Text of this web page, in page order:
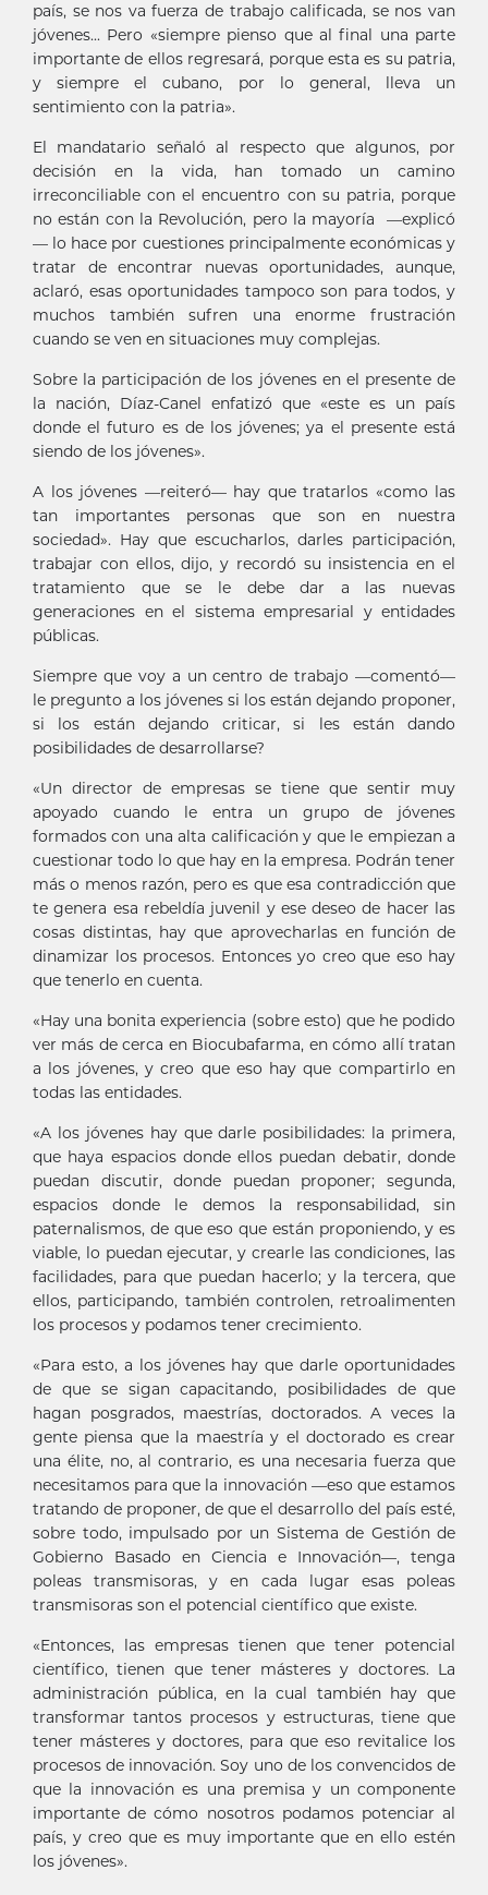
país, se nos va fuerza de trabajo calificada, se nos van
jóvenes... Pero «siempre pienso que al final una parte
importante de ellos regresará, porque esta es su patria,
y siempre el cubano, por lo general, lleva un
sentimiento con la patria».
El mandatario señaló al respecto que algunos, por
decisión en la vida, han tomado un camino
irreconciliable con el encuentro con su patria, porque
no están con la Revolución, pero la mayoría —explicó
— lo hace por cuestiones principalmente económicas y
tratar de encontrar nuevas oportunidades, aunque,
aclaró, esas oportunidades tampoco son para todos, y
muchos también sufren una enorme frustración
cuando se ven en situaciones muy complejas.
Sobre la participación de los jóvenes en el presente de
la nación, Díaz-Canel enfatizó que «este es un país
donde el futuro es de los jóvenes; ya el presente está
siendo de los jóvenes».
A los jóvenes —reiteró— hay que tratarlos «como las
tan importantes personas que son en nuestra
sociedad». Hay que escucharlos, darles participación,
trabajar con ellos, dijo, y recordó su insistencia en el
tratamiento que se le debe dar a las nuevas
generaciones en el sistema empresarial y entidades
públicas.
Siempre que voy a un centro de trabajo —comentó—
le pregunto a los jóvenes si los están dejando proponer,
si los están dejando criticar, si les están dando
posibilidades de desarrollarse?
«Un director de empresas se tiene que sentir muy
apoyado cuando le entra un grupo de jóvenes
formados con una alta calificación y que le empiezan a
cuestionar todo lo que hay en la empresa. Podrán tener
más o menos razón, pero es que esa contradicción que
te genera esa rebeldía juvenil y ese deseo de hacer las
cosas distintas, hay que aprovecharlas en función de
dinamizar los procesos. Entonces yo creo que eso hay
que tenerlo en cuenta.
«Hay una bonita experiencia (sobre esto) que he podido
ver más de cerca en Biocubafarma, en cómo allí tratan
a los jóvenes, y creo que eso hay que compartirlo en
todas las entidades.
«A los jóvenes hay que darle posibilidades: la primera,
que haya espacios donde ellos puedan debatir, donde
puedan discutir, donde puedan proponer; segunda,
espacios donde le demos la responsabilidad, sin
paternalismos, de que eso que están proponiendo, y es
viable, lo puedan ejecutar, y crearle las condiciones, las
facilidades, para que puedan hacerlo; y la tercera, que
ellos, participando, también controlen, retroalimenten
los procesos y podamos tener crecimiento.
«Para esto, a los jóvenes hay que darle oportunidades
de que se sigan capacitando, posibilidades de que
hagan posgrados, maestrías, doctorados. A veces la
gente piensa que la maestría y el doctorado es crear
una élite, no, al contrario, es una necesaria fuerza que
necesitamos para que la innovación —eso que estamos
tratando de proponer, de que el desarrollo del país esté,
sobre todo, impulsado por un Sistema de Gestión de
Gobierno Basado en Ciencia e Innovación—, tenga
poleas transmisoras, y en cada lugar esas poleas
transmisoras son el potencial científico que existe.
«Entonces, las empresas tienen que tener potencial
científico, tienen que tener másteres y doctores. La
administración pública, en la cual también hay que
transformar tantos procesos y estructuras, tiene que
tener másteres y doctores, para que eso revitalice los
procesos de innovación. Soy uno de los convencidos de
que la innovación es una premisa y un componente
importante de cómo nosotros podamos potenciar al
país, y creo que es muy importante que en ello estén
los jóvenes».